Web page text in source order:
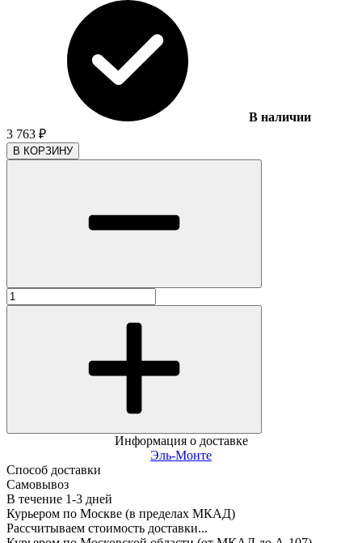
В наличии
3 763 ₽
В КОРЗИНУ
Информация о доставке
Эль-Монте
Способ доставки
Самовывоз
В течение 1-3 дней
Курьером по Москве (в пределах МКАД)
Рассчитываем стоимость доставки...